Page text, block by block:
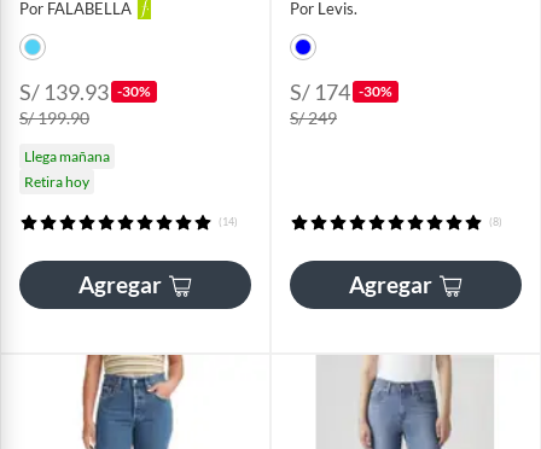
Por FALABELLA
S/ 139.93 -30%
S/ 199.90
Llega mañana
Retira hoy
(14)
Agregar
Por Levis.
S/ 174 -30%
S/ 249
(8)
Agregar